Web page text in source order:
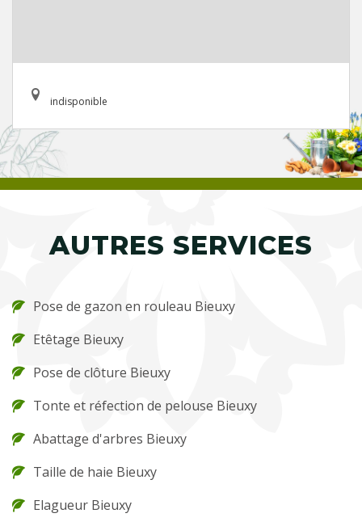
indisponible
AUTRES SERVICES
Pose de gazon en rouleau Bieuxy
Etêtage Bieuxy
Pose de clôture Bieuxy
Tonte et réfection de pelouse Bieuxy
Abattage d'arbres Bieuxy
Taille de haie Bieuxy
Elagueur Bieuxy